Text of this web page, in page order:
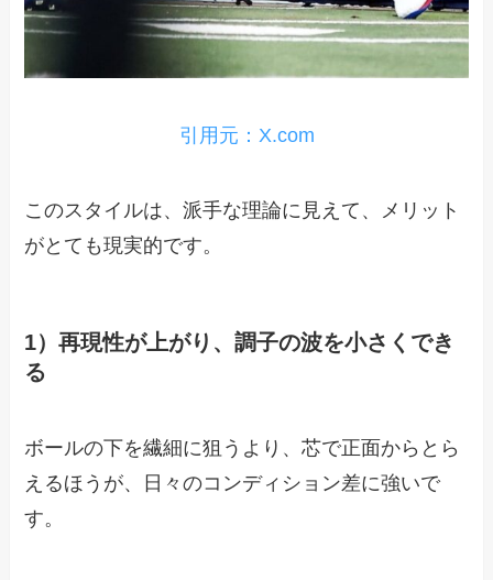
引用元：X.com
このスタイルは、派手な理論に見えて、メリット
がとても現実的です。
1）再現性が上がり、調子の波を小さくでき
る
ボールの下を繊細に狙うより、芯で正面からとら
えるほうが、日々のコンディション差に強いで
す。